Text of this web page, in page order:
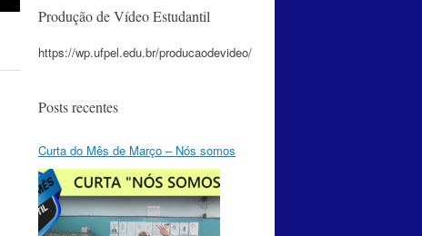
Produção de Vídeo Estudantil
https://wp.ufpel.edu.br/producaodevideo/
Posts recentes
Curta do Mês de Março – Nós somos